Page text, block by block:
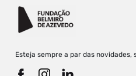
Esteja sempre a par das novidades,